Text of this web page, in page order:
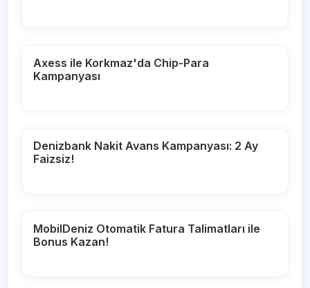
Axess ile Korkmaz'da Chip-Para
Kampanyası
Denizbank Nakit Avans Kampanyası: 2 Ay
Faizsiz!
MobilDeniz Otomatik Fatura Talimatları ile
Bonus Kazan!